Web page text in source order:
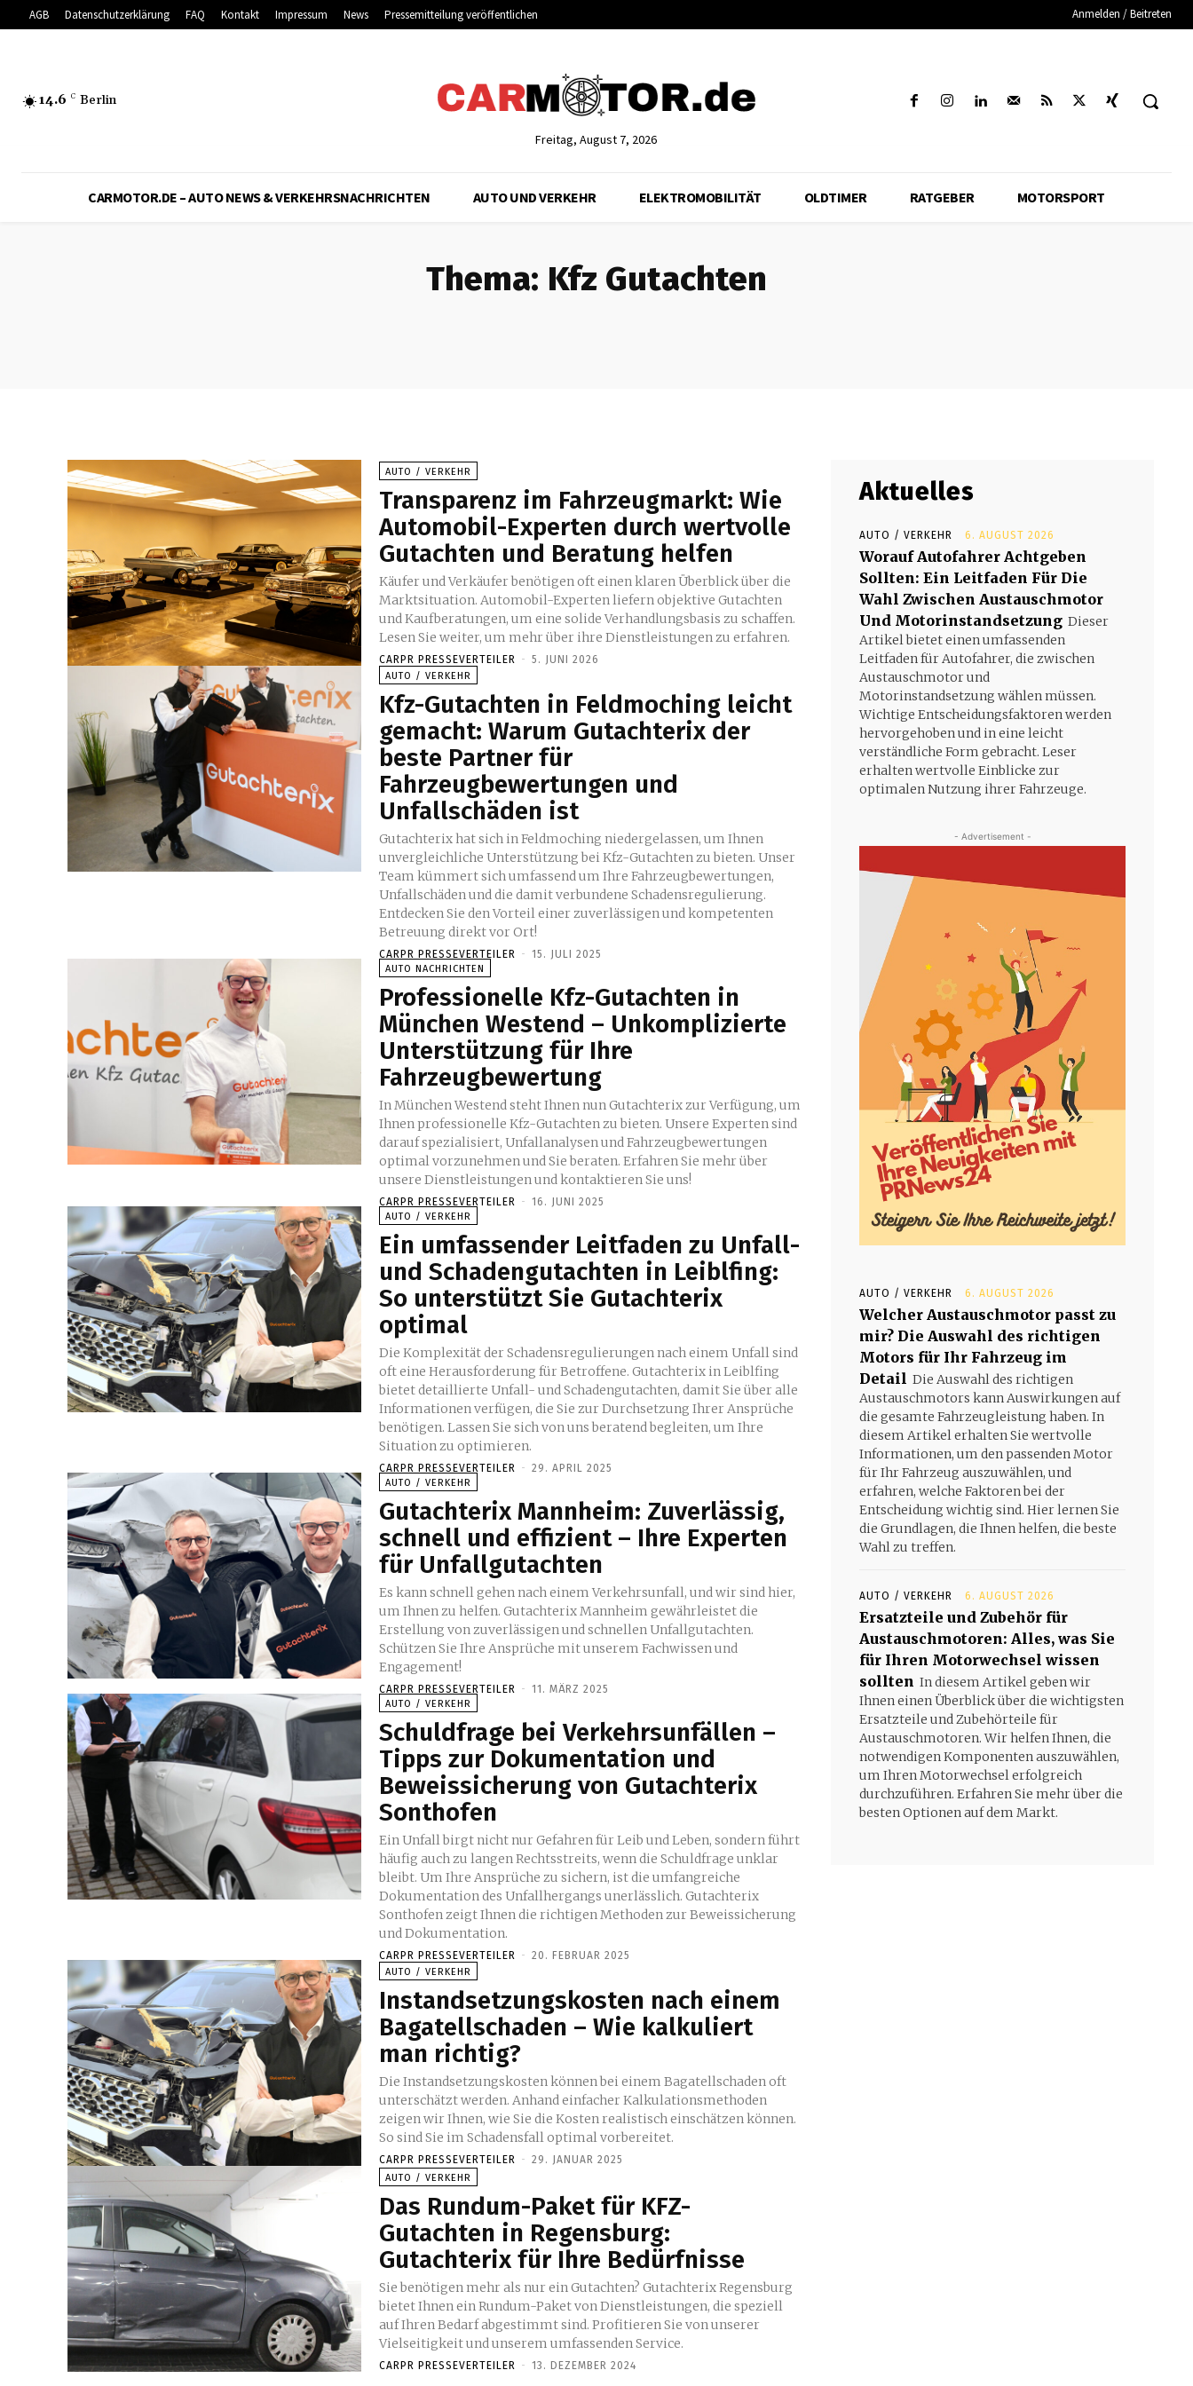
AGB Datenschutzerklärung FAQ Kontakt Impressum News Pressemitteilung veröffentlichen Anmelden / Beitreten
14.6 C Berlin
Freitag, August 7, 2026
CARMOTOR.DE – AUTO NEWS & VERKEHRSNACHRICHTEN AUTO UND VERKEHR ELEKTROMOBILITÄT OLDTIMER RATGEBER MOTORSPORT
Thema: Kfz Gutachten
AUTO / VERKEHR
Transparenz im Fahrzeugmarkt: Wie
Automobil-Experten durch wertvolle
Gutachten und Beratung helfen
Käufer und Verkäufer benötigen oft einen klaren Überblick über die
Marktsituation. Automobil-Experten liefern objektive Gutachten
und Kaufberatungen, um eine solide Verhandlungsbasis zu schaffen.
Lesen Sie weiter, um mehr über ihre Dienstleistungen zu erfahren.
CARPR PRESSEVERTEILER - 5. JUNI 2026
AUTO / VERKEHR
Kfz-Gutachten in Feldmoching leicht
gemacht: Warum Gutachterix der
beste Partner für
Fahrzeugbewertungen und
Unfallschäden ist
Gutachterix hat sich in Feldmoching niedergelassen, um Ihnen
unvergleichliche Unterstützung bei Kfz-Gutachten zu bieten. Unser
Team kümmert sich umfassend um Ihre Fahrzeugbewertungen,
Unfallschäden und die damit verbundene Schadensregulierung.
Entdecken Sie den Vorteil einer zuverlässigen und kompetenten
Betreuung direkt vor Ort!
CARPR PRESSEVERTEILER - 15. JULI 2025
AUTO NACHRICHTEN
Professionelle Kfz-Gutachten in
München Westend – Unkomplizierte
Unterstützung für Ihre
Fahrzeugbewertung
In München Westend steht Ihnen nun Gutachterix zur Verfügung, um
Ihnen professionelle Kfz-Gutachten zu bieten. Unsere Experten sind
darauf spezialisiert, Unfallanalysen und Fahrzeugbewertungen
optimal vorzunehmen und Sie beraten. Erfahren Sie mehr über
unsere Dienstleistungen und kontaktieren Sie uns!
CARPR PRESSEVERTEILER - 16. JUNI 2025
AUTO / VERKEHR
Ein umfassender Leitfaden zu Unfall-
und Schadengutachten in Leiblfing:
So unterstützt Sie Gutachterix
optimal
Die Komplexität der Schadensregulierungen nach einem Unfall sind
oft eine Herausforderung für Betroffene. Gutachterix in Leiblfing
bietet detaillierte Unfall- und Schadengutachten, damit Sie über alle
Informationen verfügen, die Sie zur Durchsetzung Ihrer Ansprüche
benötigen. Lassen Sie sich von uns beratend begleiten, um Ihre
Situation zu optimieren.
CARPR PRESSEVERTEILER - 29. APRIL 2025
AUTO / VERKEHR
Gutachterix Mannheim: Zuverlässig,
schnell und effizient – Ihre Experten
für Unfallgutachten
Es kann schnell gehen nach einem Verkehrsunfall, und wir sind hier,
um Ihnen zu helfen. Gutachterix Mannheim gewährleistet die
Erstellung von zuverlässigen und schnellen Unfallgutachten.
Schützen Sie Ihre Ansprüche mit unserem Fachwissen und
Engagement!
CARPR PRESSEVERTEILER - 11. MÄRZ 2025
AUTO / VERKEHR
Schuldfrage bei Verkehrsunfällen –
Tipps zur Dokumentation und
Beweissicherung von Gutachterix
Sonthofen
Ein Unfall birgt nicht nur Gefahren für Leib und Leben, sondern führt
häufig auch zu langen Rechtsstreits, wenn die Schuldfrage unklar
bleibt. Um Ihre Ansprüche zu sichern, ist die umfangreiche
Dokumentation des Unfallhergangs unerlässlich. Gutachterix
Sonthofen zeigt Ihnen die richtigen Methoden zur Beweissicherung
und Dokumentation.
CARPR PRESSEVERTEILER - 20. FEBRUAR 2025
AUTO / VERKEHR
Instandsetzungskosten nach einem
Bagatellschaden – Wie kalkuliert
man richtig?
Die Instandsetzungskosten können bei einem Bagatellschaden oft
unterschätzt werden. Anhand einfacher Kalkulationsmethoden
zeigen wir Ihnen, wie Sie die Kosten realistisch einschätzen können.
So sind Sie im Schadensfall optimal vorbereitet.
CARPR PRESSEVERTEILER - 29. JANUAR 2025
AUTO / VERKEHR
Das Rundum-Paket für KFZ-
Gutachten in Regensburg:
Gutachterix für Ihre Bedürfnisse
Sie benötigen mehr als nur ein Gutachten? Gutachterix Regensburg
bietet Ihnen ein Rundum-Paket von Dienstleistungen, die speziell
auf Ihren Bedarf abgestimmt sind. Profitieren Sie von unserer
Vielseitigkeit und unserem umfassenden Service.
CARPR PRESSEVERTEILER - 13. DEZEMBER 2024
Aktuelles
AUTO / VERKEHR 6. AUGUST 2026
Worauf Autofahrer Achtgeben
Sollten: Ein Leitfaden Für Die
Wahl Zwischen Austauschmotor
Und Motorinstandsetzung Dieser
Artikel bietet einen umfassenden
Leitfaden für Autofahrer, die zwischen
Austauschmotor und
Motorinstandsetzung wählen müssen.
Wichtige Entscheidungsfaktoren werden
hervorgehoben und in eine leicht
verständliche Form gebracht. Leser
erhalten wertvolle Einblicke zur
optimalen Nutzung ihrer Fahrzeuge.
- Advertisement -
AUTO / VERKEHR 6. AUGUST 2026
Welcher Austauschmotor passt zu
mir? Die Auswahl des richtigen
Motors für Ihr Fahrzeug im
Detail Die Auswahl des richtigen
Austauschmotors kann Auswirkungen auf
die gesamte Fahrzeugleistung haben. In
diesem Artikel erhalten Sie wertvolle
Informationen, um den passenden Motor
für Ihr Fahrzeug auszuwählen, und
erfahren, welche Faktoren bei der
Entscheidung wichtig sind. Hier lernen Sie
die Grundlagen, die Ihnen helfen, die beste
Wahl zu treffen.
AUTO / VERKEHR 6. AUGUST 2026
Ersatzteile und Zubehör für
Austauschmotoren: Alles, was Sie
für Ihren Motorwechsel wissen
sollten In diesem Artikel geben wir
Ihnen einen Überblick über die wichtigsten
Ersatzteile und Zubehörteile für
Austauschmotoren. Wir helfen Ihnen, die
notwendigen Komponenten auszuwählen,
um Ihren Motorwechsel erfolgreich
durchzuführen. Erfahren Sie mehr über die
besten Optionen auf dem Markt.